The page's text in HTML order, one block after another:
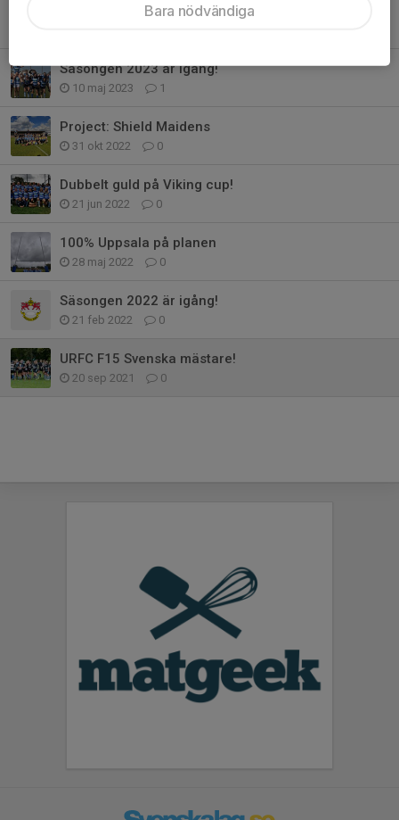
Uppsalas F15 och F18 är svenska mästare 2024
Säsongen 2023 är igång!
10 maj 2023 1
Project: Shield Maidens
31 okt 2022 0
Dubbelt guld på Viking cup!
21 jun 2022 0
100% Uppsala på planen
28 maj 2022 0
Säsongen 2022 är igång!
21 feb 2022 0
URFC F15 Svenska mästare!
20 sep 2021 0
Bara nödvändiga